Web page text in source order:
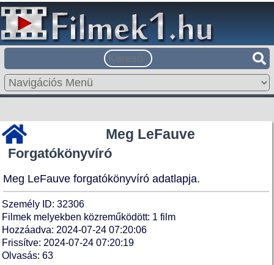
Meg LeFauve
Forgatókönyvíró
Meg LeFauve forgatókönyvíró adatlapja.
Személy ID: 32306
Filmek melyekben közreműködött: 1 film
Hozzáadva: 2024-07-24 07:20:06
Frissítve: 2024-07-24 07:20:19
Olvasás: 63